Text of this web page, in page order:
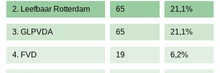
2. Leefbaar Rotterdam 65 21,1%
3. GLPVDA 65 21,1%
4. FVD 19 6,2%